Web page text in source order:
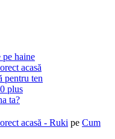
pe haine
acasă
pentru ten
plus
ta?
acasă - Ruki pe Cum